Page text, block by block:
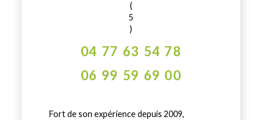
(
5
)
04 77 63 54 78
06 99 59 69 00
Fort de son expérience depuis 2009,